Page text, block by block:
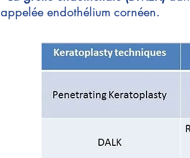
appelée endothélium cornéen.